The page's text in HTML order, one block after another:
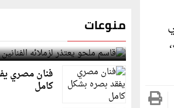
منوعات
قاسم ملحو يعتذر لزملائه
فنان مصري
كامل